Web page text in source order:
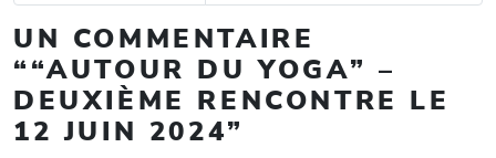
UN COMMENTAIRE
““AUTOUR DU YOGA” –
DEUXIÈME RENCONTRE LE
12 JUIN 2024”